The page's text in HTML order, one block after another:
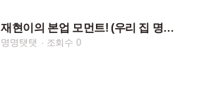
재현이의 본업 모먼트! (우리 집 명명이가 아이돌?!)
명명탯탯 조회수 0